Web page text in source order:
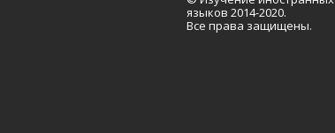
языков 2014-2020.
Все права защищены.